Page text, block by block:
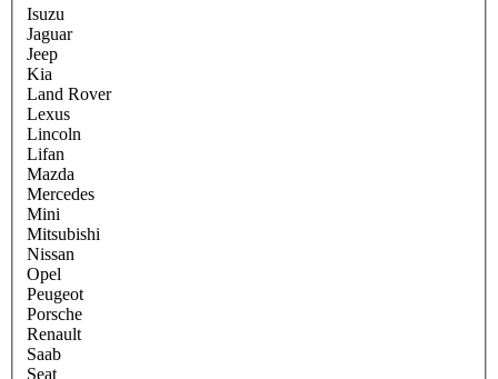
Isuzu
Jaguar
Jeep
Kia
Land Rover
Lexus
Lincoln
Lifan
Mazda
Mercedes
Mini
Mitsubishi
Nissan
Opel
Peugeot
Porsche
Renault
Saab
Seat